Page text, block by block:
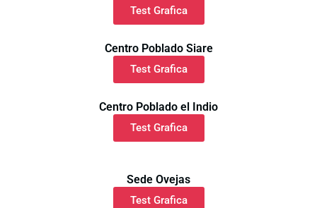
Test Grafica
Centro Poblado Siare
Test Grafica
Centro Poblado el Indio
Test Grafica
Sede Ovejas
Test Grafica